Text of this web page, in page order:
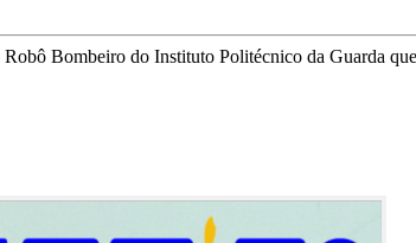
Bombeiro do Instituto Politécnico da Guarda